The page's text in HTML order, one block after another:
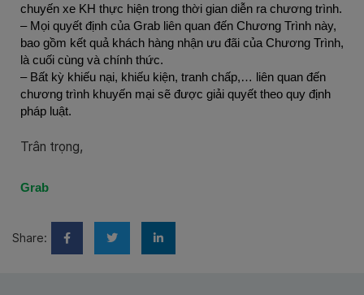
chuyến xe KH thực hiện trong thời gian diễn ra chương trình.
– Mọi quyết định của Grab liên quan đến Chương Trình này,
bao gồm kết quả khách hàng nhận ưu đãi của Chương Trình,
là cuối cùng và chính thức.
– Bất kỳ khiếu nại, khiếu kiện, tranh chấp,… liên quan đến
chương trình khuyến mại sẽ được giải quyết theo quy định
pháp luật.
Trân trọng,
Grab
Share: